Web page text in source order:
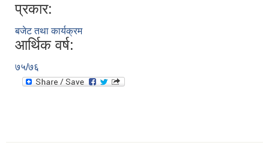
प्रकार:
बजेट तथा कार्यक्रम
आर्थिक वर्ष:
७५/७६